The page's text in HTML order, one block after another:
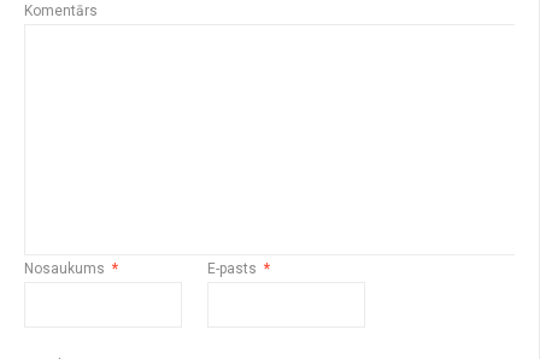
Komentārs
Nosaukums * E-pasts *